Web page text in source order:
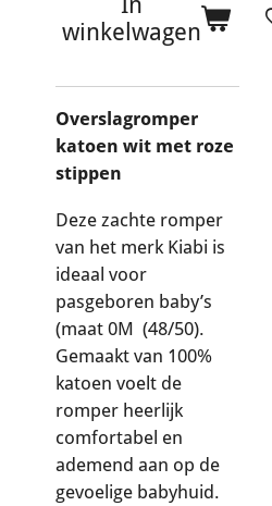
winkelwagen
Overslagromper
katoen wit met roze
stippen
Deze zachte romper
van het merk Kiabi is
ideaal voor
pasgeboren baby’s
(maat 0M (48/50).
Gemaakt van 100%
katoen voelt de
romper heerlijk
comfortabel en
ademend aan op de
gevoelige babyhuid.